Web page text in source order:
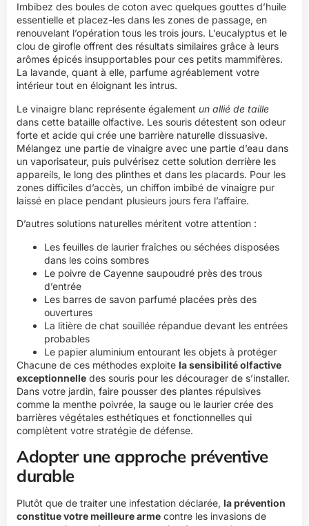
Imbibez des boules de coton avec quelques gouttes d’huile
essentielle et placez-les dans les zones de passage, en
renouvelant l’opération tous les trois jours. L’eucalyptus et le
clou de girofle offrent des résultats similaires grâce à leurs
arômes épicés insupportables pour ces petits mammifères.
La lavande, quant à elle, parfume agréablement votre
intérieur tout en éloignant les intrus.
Le vinaigre blanc représente également un allié de taille
dans cette bataille olfactive. Les souris détestent son odeur
forte et acide qui crée une barrière naturelle dissuasive.
Mélangez une partie de vinaigre avec une partie d’eau dans
un vaporisateur, puis pulvérisez cette solution derrière les
appareils, le long des plinthes et dans les placards. Pour les
zones difficiles d’accès, un chiffon imbibé de vinaigre pur
laissé en place pendant plusieurs jours fera l’affaire.
D’autres solutions naturelles méritent votre attention :
Les feuilles de laurier fraîches ou séchées disposées
dans les coins sombres
Le poivre de Cayenne saupoudré près des trous
d’entrée
Les barres de savon parfumé placées près des
ouvertures
La litière de chat souillée répandue devant les entrées
probables
Le papier aluminium entourant les objets à protéger
Chacune de ces méthodes exploite la sensibilité olfactive
exceptionnelle des souris pour les décourager de s’installer.
Dans votre jardin, faire pousser des plantes répulsives
comme la menthe poivrée, la sauge ou le laurier crée des
barrières végétales esthétiques et fonctionnelles qui
complètent votre stratégie de défense.
Adopter une approche préventive
durable
Plutôt que de traiter une infestation déclarée, la prévention
constitue votre meilleure arme contre les invasions de